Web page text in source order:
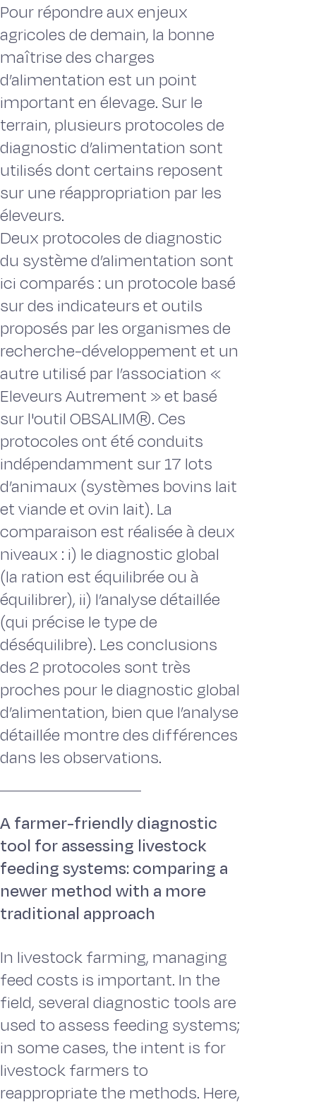
Pour répondre aux enjeux
agricoles de demain, la bonne
maîtrise des charges
d’alimentation est un point
important en élevage. Sur le
terrain, plusieurs protocoles de
diagnostic d’alimentation sont
utilisés dont certains reposent
sur une réappropriation par les
éleveurs.
Deux protocoles de diagnostic
du système d’alimentation sont
ici comparés : un protocole basé
sur des indicateurs et outils
proposés par les organismes de
recherche-développement et un
autre utilisé par l’association «
Eleveurs Autrement » et basé
sur l'outil OBSALIM®. Ces
protocoles ont été conduits
indépendamment sur 17 lots
d’animaux (systèmes bovins lait
et viande et ovin lait). La
comparaison est réalisée à deux
niveaux : i) le diagnostic global
(la ration est équilibrée ou à
équilibrer), ii) l’analyse détaillée
(qui précise le type de
déséquilibre). Les conclusions
des 2 protocoles sont très
proches pour le diagnostic global
d’alimentation, bien que l’analyse
détaillée montre des différences
dans les observations.
A farmer-friendly diagnostic
tool for assessing livestock
feeding systems: comparing a
newer method with a more
traditional approach
In livestock farming, managing
feed costs is important. In the
field, several diagnostic tools are
used to assess feeding systems;
in some cases, the intent is for
livestock farmers to
reappropriate the methods. Here,